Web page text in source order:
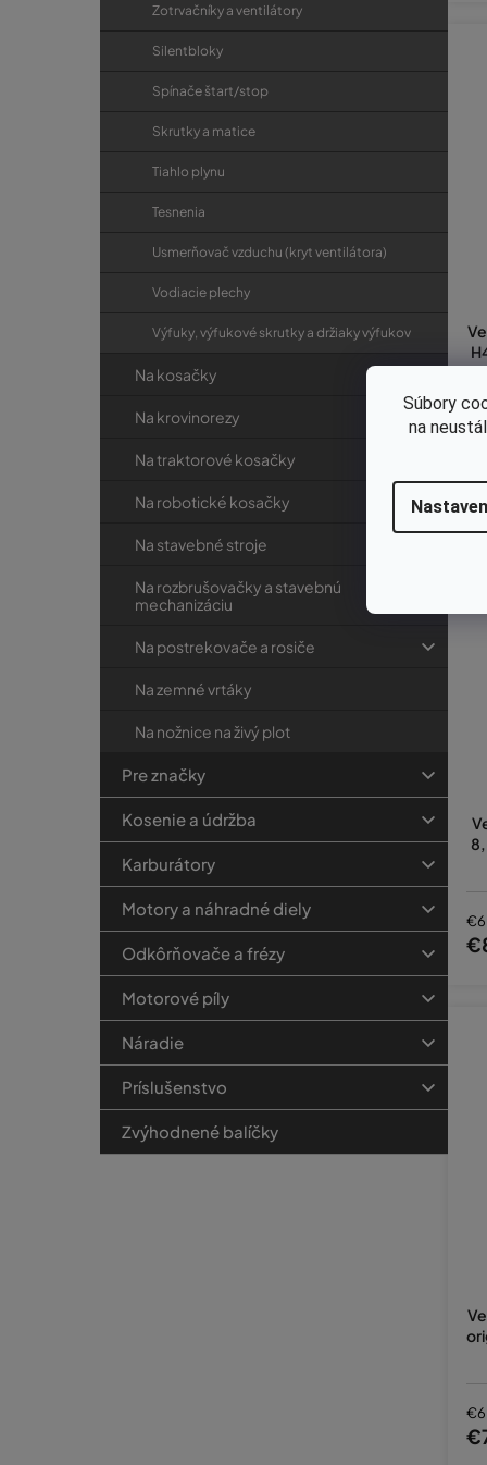
Súbory
na
Zotrvačníky a ventilátory
Silentbloky
Spínače štart/stop
Skrutky a matice
Tiahlo plynu
Tesnenia
Usmerňovač vzduchu (kryt ventilátora)
Vodiacie plechy
Výfuky, výfukové skrutky a držiaky výfukov
Na kosačky
Na krovinorezy
Na traktorové kosačky
Na robotické kosačky
Na stavebné stroje
Na rozbrušovačky a stavebnú
mechanizáciu
Na postrekovače a rosiče
Na zemné vrtáky
Na nožnice na živý plot
Pre značky
Kosenie a údržba
Karburátory
Motory a náhradné diely
Odkôrňovače a frézy
Motorové píly
Náradie
Príslušenstvo
Zvýhodnené balíčky